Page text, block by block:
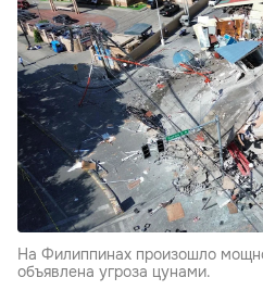
На Филиппинах произошло
объявлена угроза цунами.